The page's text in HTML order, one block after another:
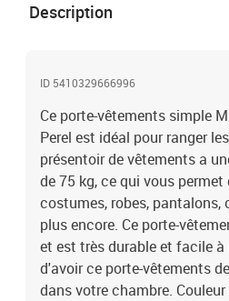
Description
ID 5410329666996
Ce porte-vêtements simple
Perel est idéal pour ranger
présentoir de vêtements a
de 75 kg, ce qui vous permet
costumes, robes, pantalons,
plus encore. Ce porte-
et est très durable et facile à
d'avoir ce porte-vêtements
dans votre chambre.